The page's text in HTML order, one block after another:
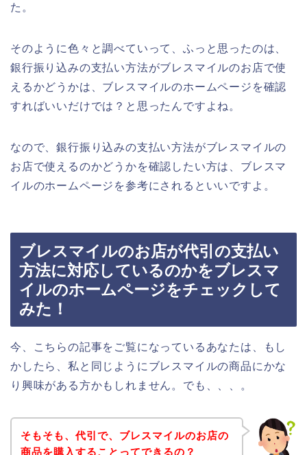
た。
そのように色々と調べていって、ふっと思ったのは、
銀行振り込みの支払い方法がブレスマイルのお店で使
えるかどうかは、ブレスマイルのホームページを確認
すればいいだけでは？と思ったんですよね。
なので、銀行振り込みの支払い方法がブレスマイルの
お店で使えるのかどうかを確認したい方は、ブレスマ
イルのホームページを参考にされるといいですよ。
ブレスマイルのお店が代引の支払い
方法に対応しているのかをブレスマ
イルのホームページをチェックして
みた！
今、こちらの記事をご覧になっているあなたは、もし
かしたら、私と同じようにブレスマイルの商品にかな
り興味がある方かもしれません。でも、、、。
そもそも、代引で、ブレスマイルのお店の
商品を購入することってできるの？